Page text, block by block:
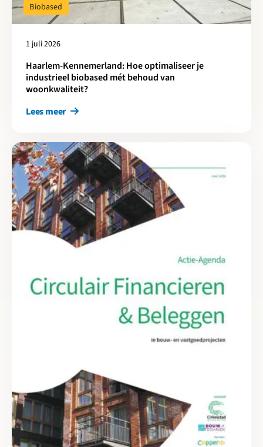
1 juli 2026
Haarlem-Kennemerland: Hoe optimaliseer je
industrieel biobased mét behoud van
woonkwaliteit?
Biobased
Lees meer
Lees meer over Actie-Agenda Circulair Financieren: op weg